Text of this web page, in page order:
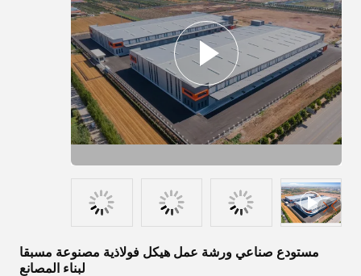
مستودع صناعي ورشة عمل هيكل فولاذية مصنوعة مسبقا
لبناء المصانع